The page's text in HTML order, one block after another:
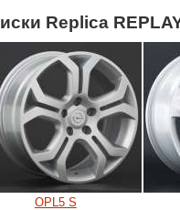
Replica
OPL5 S